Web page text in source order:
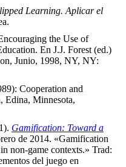
Learning. Aplicar el
the Use of
En J.J. Forest (ed.)
Junio, 1998, NY, NY:
Cooperation and
Edina, Minnesota,
Gamification: Toward a
de 2014. «Gamification
non-game contexts.» Trad:
del juego en